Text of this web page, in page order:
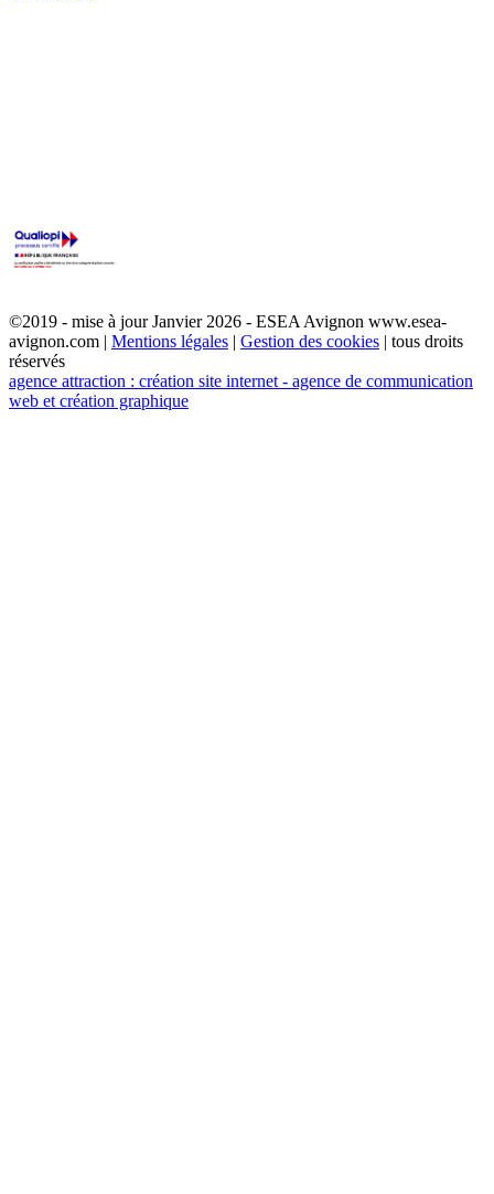
©2019 - mise à jour Janvier 2026 - ESEA Avignon www.esea-
avignon.com | Mentions légales | Gestion des cookies | tous droits
réservés
agence attraction : création site internet - agence de communication
web et création graphique